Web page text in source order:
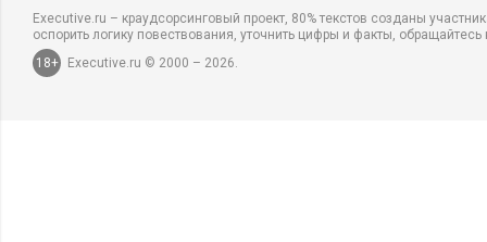
Executive.ru – краудсорсинговый проект, 80% текстов созданы
оспорить логику повествования, уточнить цифры и факты,
18+
Executive.ru © 2000 – 2026.